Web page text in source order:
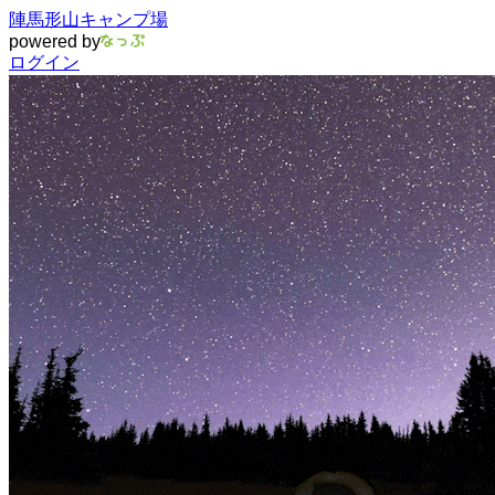
陣馬形山キャンプ場
powered by
ログイン